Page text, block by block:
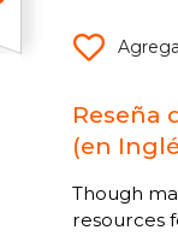
Reseña
(en
Though
resources